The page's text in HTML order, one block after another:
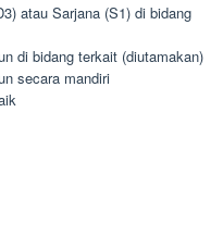
atau Sarjana (S1) di bidang
di bidang terkait (diutamakan)
secara mandiri